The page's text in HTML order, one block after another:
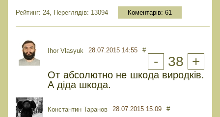
Рейтинг: 24, Переглядів: 13094 Коментарів: 61
Ihor Vlasyuk 28.07.2015 14:55 #
- 38 +
От абсолютно не шкода виродків.
А діда шкода.
Константин Таранов 28.07.2015 15:09 #